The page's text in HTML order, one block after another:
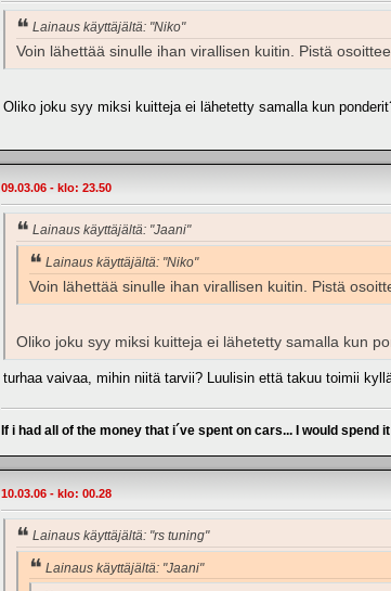
Lainaus käyttäjältä: "Niko"
Voin lähettää sinulle ihan virallisen kuitin. Pistä
Oliko joku syy miksi kuitteja ei lähetetty samalla kun
09.03.06 - klo: 23.50
Lainaus käyttäjältä: "Jaani"
Lainaus käyttäjältä: "Niko"
Voin lähettää sinulle ihan virallisen kuitin. Pistä
Oliko joku syy miksi kuitteja ei lähetetty samalla kun
turhaa vaivaa, mihin niitä tarvii? Luulisin että takuu toimii
If i had all of the money that i´ve spent on cars... I would spend
10.03.06 - klo: 00.28
Lainaus käyttäjältä: "rs tuning"
Lainaus käyttäjältä: "Jaani"